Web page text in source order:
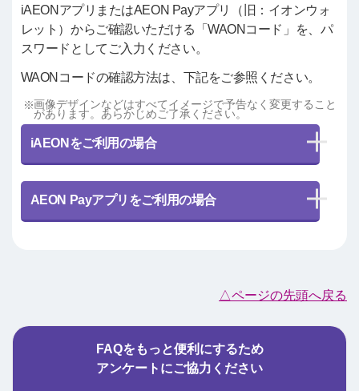
iAEONアプリまたはAEON Payアプリ（旧：イオンウォ
レット）からご確認いただける「WAONコード」を、パ
スワードとしてご入力ください。
WAONコードの確認方法は、下記をご参照ください。
画像デザインなどはすべてイメージで予告なく変更すること
があります。あらかじめご了承ください。
iAEONをご利用の場合
AEON Payアプリをご利用の場合
△ページの先頭へ戻る
FAQをもっと便利にするため
アンケートにご協力ください